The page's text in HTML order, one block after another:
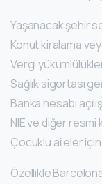
Yaşanacak şehir
Konut kiralama
Vergi
Sağlık sigortası
Banka hesabı
NIE ve diğer resmi
Çocuklu aileler
Özellikle